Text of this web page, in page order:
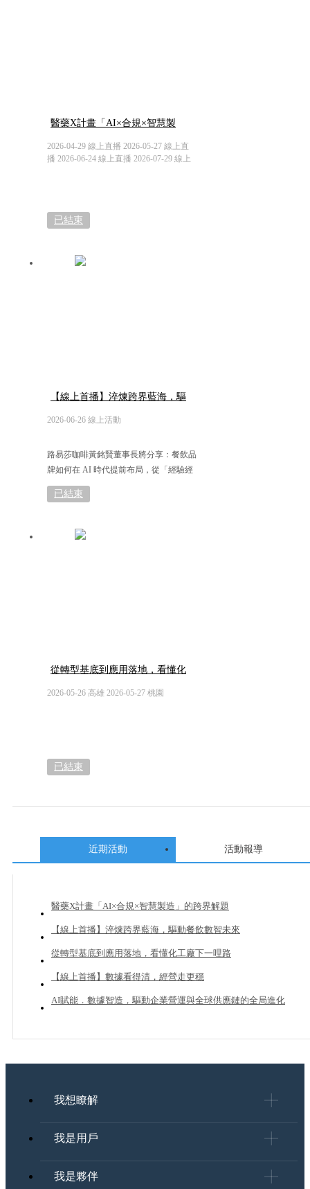
醫藥X計畫「AI×合規×智慧製
造」的跨界解題
2026-04-29 線上直播 2026-05-27 線上直
播 2026-06-24 線上直播 2026-07-29 線上
已結束
【線上首播】淬煉跨界藍海，驅
2026-06-26 線上活動
路易莎咖啡黃銘賢董事長將分享：餐飲品
牌如何在 AI 時代提前布局，從「經驗經
營」走向「制度管理」，奠定成長關鍵基
礎
已結束
從轉型基底到應用落地，看懂化
工廠下一哩路
2026-05-26 高雄 2026-05-27 桃園
已結束
近期活動 活動報導
醫藥X計畫「AI×合規×智慧製造」的跨界解題
【線上首播】淬煉跨界藍海，驅動餐飲數智未來
從轉型基底到應用落地，看懂化工廠下一哩路
【線上首播】數據看得清，經營走更穩
AI賦能．數據智造，驅動企業營運與全球供應鏈的全局進化
我想瞭解
我是用戶
我是夥伴